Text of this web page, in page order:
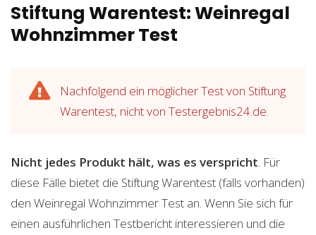
Stiftung Warentest: Weinregal
Wohnzimmer Test
Nachfolgend ein möglicher Test von Stiftung
Warentest, nicht von Testergebnis24.de.
Nicht jedes Produkt hält, was es verspricht. Für
diese Fälle bietet die Stiftung Warentest (falls vorhanden)
den Weinregal Wohnzimmer Test an. Wenn Sie sich für
einen ausführlichen Testbericht interessieren und die